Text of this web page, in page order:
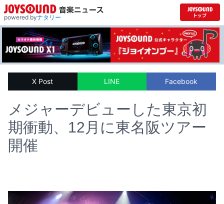
powered byナタリー
X Post LINE Facebook
メジャーデビューした東京初
期衝動、12月に東名阪ツアー
開催